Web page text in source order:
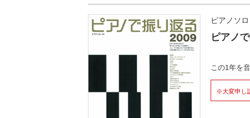
ピアノソロ
ピアノ
この1年を
※大変申し